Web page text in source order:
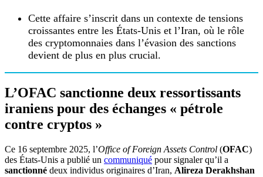
Cette affaire s’inscrit dans un contexte de tensions
croissantes entre les États-Unis et l’Iran, où le rôle
des cryptomonnaies dans l’évasion des sanctions
devient de plus en plus crucial.
L’OFAC sanctionne deux ressortissants
iraniens pour des échanges « pétrole
contre cryptos »
Ce 16 septembre 2025, l’Office of Foreign Assets Control (OFAC)
des États-Unis a publié un communiqué pour signaler qu’il a
sanctionné deux individus originaires d’Iran, Alireza Derakhshan